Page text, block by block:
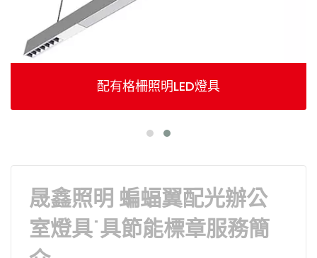
配有格柵照明LED燈具
晟鑫照明 蝙蝠翼配光辦公
室燈具˙具節能標章服務簡